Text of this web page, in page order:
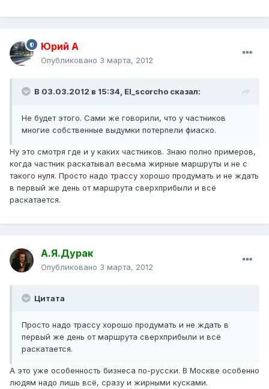
Юрий А
Опубликовано 3 марта, 2012
В 03.03.2012 в 15:34, El_scorcho сказал:
Не будет этого. Сами же говорили, что у частников
многие собственные выдумки потерпели фиаско.
Ну это смотря где и у каких частников. Знаю полно примеров,
когда частник раскатывал весьма жирные маршруты и не с
такого нуля. Просто надо трассу хорошо продумать и не ждать
в первый же день от маршрута сверхприбыли и всё
раскатается.
А.Я.Дурак
Опубликовано 3 марта, 2012
Цитата
Просто надо трассу хорошо продумать и не ждать в
первый же день от маршрута сверхприбыли и всё
раскатается.
А это уже особенность бизнеса по-русски. В Москве особенно
людям надо лишь всё, сразу и жирными кусками.